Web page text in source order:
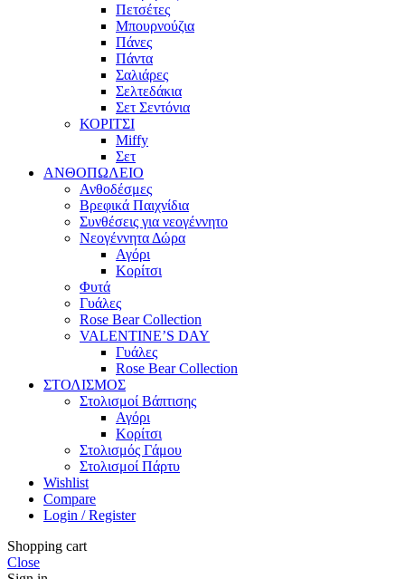
Πετσέτες
Μπουρνούζια
Πάνες
Πάντα
Σαλιάρες
Σελτεδάκια
Σετ Σεντόνια
ΚΟΡΙΤΣΙ
Miffy
Σετ
ΑΝΘΟΠΩΛΕΙΟ
Ανθοδέσμες
Βρεφικά Παιχνίδια
Συνθέσεις για νεογέννητο
Νεογέννητα Δώρα
Αγόρι
Κορίτσι
Φυτά
Γυάλες
Rose Bear Collection
VALENTINE’S DAY
Γυάλες
Rose Bear Collection
ΣΤΟΛΙΣΜΟΣ
Στολισμοί Βάπτισης
Αγόρι
Κορίτσι
Στολισμός Γάμου
Στολισμοί Πάρτυ
Wishlist
Compare
Login / Register
Shopping cart
Close